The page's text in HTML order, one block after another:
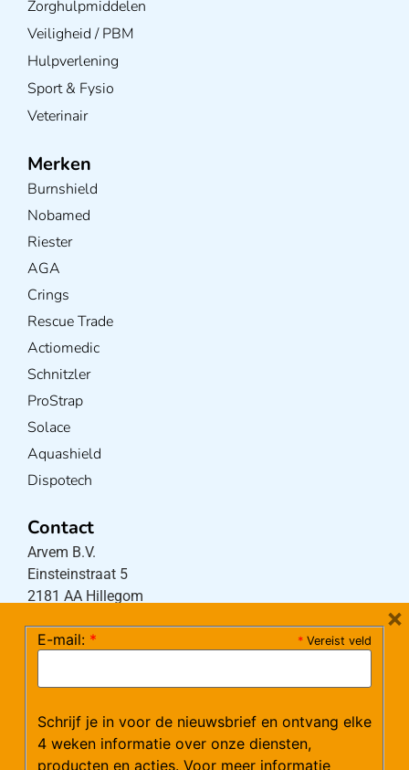
Zorghulpmiddelen
Veiligheid / PBM
Hulpverlening
Sport & Fysio
Veterinair
Merken
Burnshield
Nobamed
Riester
AGA
Crings
Rescue Trade
Actiomedic
Schnitzler
ProStrap
Solace
Aquashield
Dispotech
Contact
Arvem B.V.
Einsteinstraat 5
2181 AA Hillegom
(maandag – donderdag 08:30-17:15 uur / vrijdag
Mail:klantenservice@arvem.nl
* Vereist veld
E-mail: *
Schrijf je in voor de nieuwsbrief en ontvang elke
4 weken informatie over onze diensten,
producten en acties. Voor meer informatie
×